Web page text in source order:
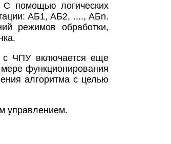
С помощью логических
АБ1, АБ2, ...., АБn.
режимов обработки,
с ЧПУ включается еще
функционирования
алгоритма с целью
управлением.